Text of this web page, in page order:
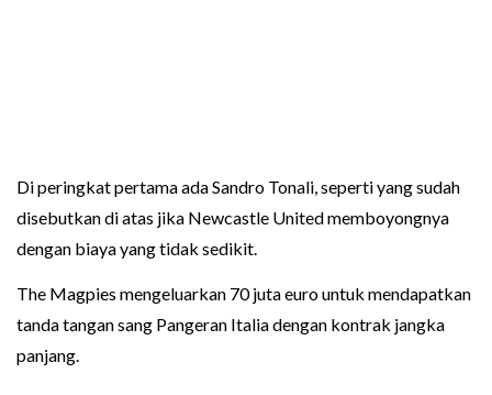
Di peringkat pertama ada Sandro Tonali, seperti yang sudah
disebutkan di atas jika Newcastle United memboyongnya
dengan biaya yang tidak sedikit.
The Magpies mengeluarkan 70 juta euro untuk mendapatkan
tanda tangan sang Pangeran Italia dengan kontrak jangka
panjang.